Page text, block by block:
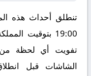
تنطلق أحداث هذه
19:00 بتوقيت
تفويت أي لحظة من
الشاشات قبل